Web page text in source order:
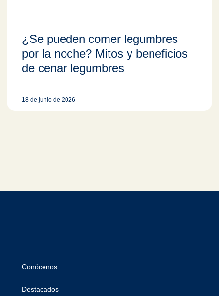
¿Se pueden comer legumbres
por la noche? Mitos y beneficios
de cenar legumbres
18 de junio de 2026
Conócenos
Destacados